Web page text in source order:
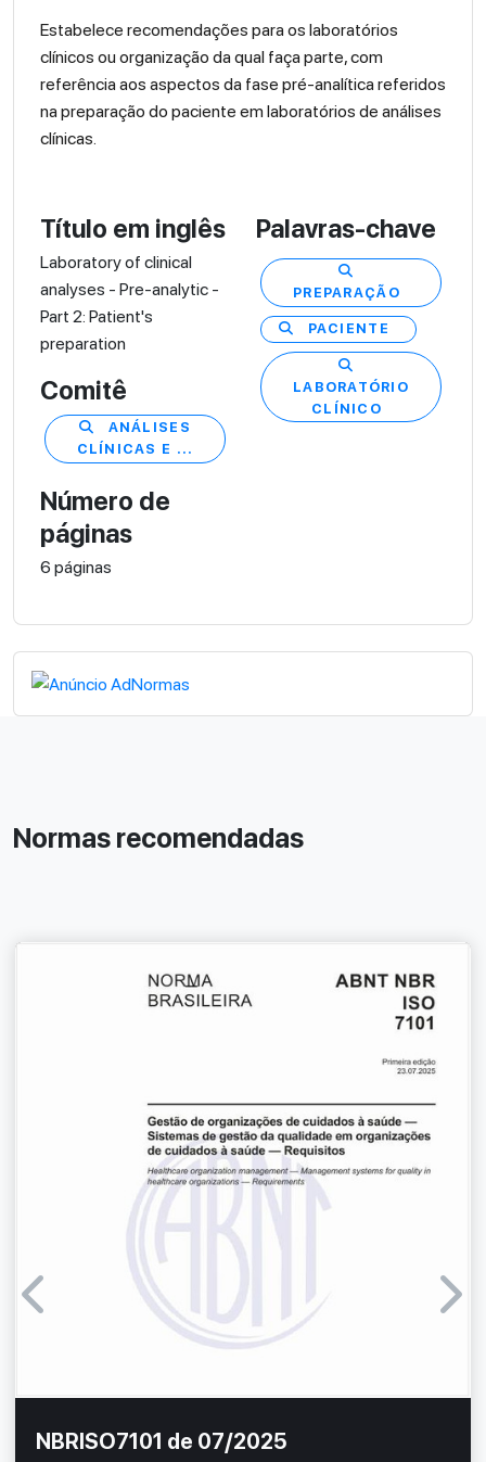
Estabelece recomendações para os laboratórios
clínicos ou organização da qual faça parte, com
referência aos aspectos da fase pré-analítica referidos
na preparação do paciente em laboratórios de análises
clínicas.
Título em inglês
Laboratory of clinical
analyses - Pre-analytic -
Part 2: Patient's
preparation
Comitê
ANÁLISES
CLÍNICAS E ...
Número de
páginas
6 páginas
Palavras-chave
PREPARAÇÃO
PACIENTE
LABORATÓRIO
CLÍNICO
Normas recomendadas
NBRISO7101 de 07/2025